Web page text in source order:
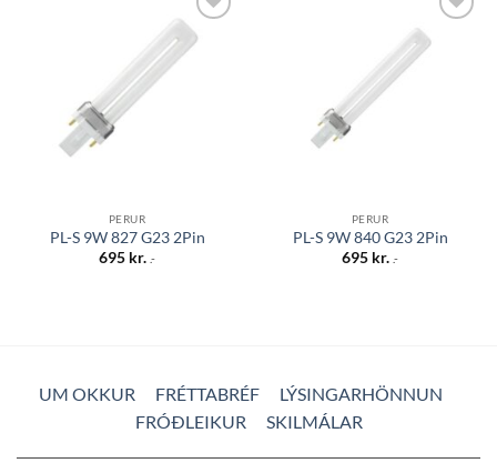
Bæta á
óskalista
PERUR
PL-S 9W 827 G23 2Pin
695 kr. .-
Bæta á
óskalista
PERUR
PL-S 9W 840 G23 2Pin
695 kr. .-
UM OKKUR FRÉTTABRÉF
LÝSINGARHÖNNUN
FRÓÐLEIKUR
SKILMÁLAR